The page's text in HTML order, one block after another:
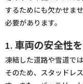
するためにも欠かせま
必要があります。
1. 車両の安全性
凍結した道路や雪道で
そのため、スタッドレ